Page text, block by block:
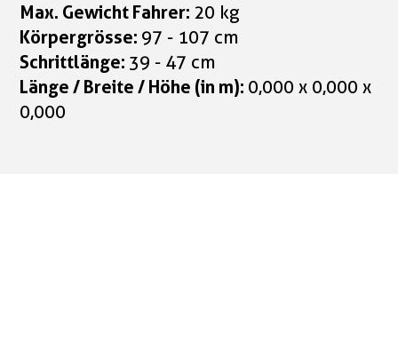
Max. Gewicht Fahrer: 20 kg
Körpergrösse: 97 - 107 cm
Schrittlänge: 39 - 47 cm
Länge / Breite / Höhe (in m): 0,000 x 0,000 x
0,000